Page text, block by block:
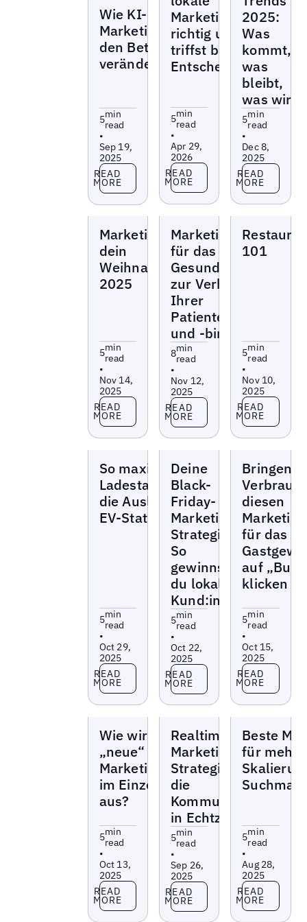
Wie KI-
Marketingassistenten
den Betrieb
verändern
5min
read
•
Sep 19,
2025
Read more
READ
MORE
Marketingdaten
richtig und
triffst bessere
Entscheidungen
5min
read
•
Apr 29,
2026
Read more
READ
MORE
2025:
Was
kommt,
was
bleibt,
was wirkt
5min
read
•
Dec 8,
2025
Read more
READ
MORE
Marketingtipps für
dein
Weihnachtsgeschäft
2025
5min
read
•
Nov 14,
2025
Read more
READ
MORE
Marketingstrategien
für das
Gesundheitswesen
zur Verbesserung
Ihrer
Patientengewinnung
und -bindung
8min
read
•
Nov 12,
2025
Read more
READ
MORE
101
5min
read
•
Nov 10,
2025
Read more
READ
MORE
So maximieren
Ladestationsbetreiber
die Auslastung der
EV-Stationen
5min
read
•
Oct 29,
2025
Read more
READ
MORE
Deine
Black-
Friday-
Marketing-
Strategie:
So
gewinnst
du lokale
Kund:innen
5min
read
•
Oct 22,
2025
Read more
READ
MORE
Bringen
diesen
für das
auf
klicken
5min
read
•
Oct 15,
2025
Read more
READ
MORE
Wie wirkt sich die
„neue“ Suche auf
Marketingstrategien
im Einzelhandel
aus?
5min
read
•
Oct 13,
2025
Read more
READ
MORE
Realtime-
Marketing:
Strategien für
die
Kommunikation
in Echtzeit
5min
read
•
Sep 26,
2025
Read more
READ
MORE
Beste
für
5min
read
•
Aug 28,
2025
Read more
READ
MORE